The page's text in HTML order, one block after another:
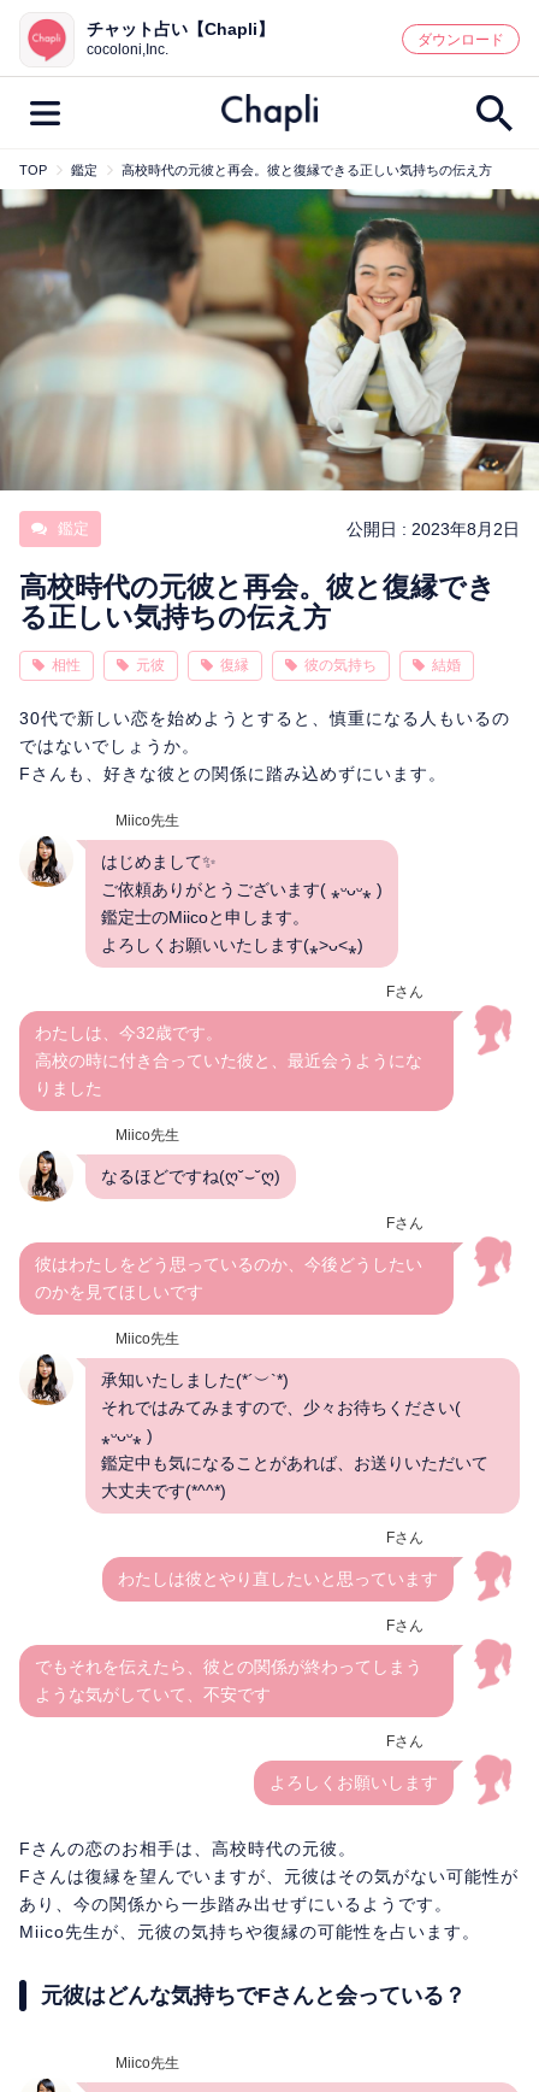
鑑定記事・占い師検索
最新記事一覧
人気記事一覧
カテゴリー別
占い師 キャンペーン
時期
今週の運勢 彼氏 片思い 結婚
相性
チャット占い【Chapli】
cocoloni,Inc.
ダウンロード
TOP 鑑定 高校時代の元彼と再会。彼と復縁できる正しい気持ちの伝え方
鑑定 公開日 : 2023年8月2日
高校時代の元彼と再会。彼と復縁でき
る正しい気持ちの伝え方
相性 元彼 復縁 彼の気持ち 結婚
30代で新しい恋を始めようとすると、慎重になる人もいるの
ではないでしょうか。
Fさんも、好きな彼との関係に踏み込めずにいます。
Miico先生
はじめまして✨
ご依頼ありがとうございます( ⁎ᵕᴗᵕ⁎ )
鑑定士のMiicoと申します。
よろしくお願いいたします(⁎˃ᴗ˂⁎)
Fさん
わたしは、今32歳です。
高校の時に付き合っていた彼と、最近会うようにな
りました
Miico先生
なるほどですね(ღ˘⌣˘ღ)
Fさん
彼はわたしをどう思っているのか、今後どうしたい
のかを見てほしいです
Miico先生
承知いたしました(*´︶`*)
それではみてみますので、少々お待ちください(
⁎ᵕᴗᵕ⁎ )
鑑定中も気になることがあれば、お送りいただいて
大丈夫です(*^^*)
Fさん
わたしは彼とやり直したいと思っています
Fさん
でもそれを伝えたら、彼との関係が終わってしまう
ような気がしていて、不安です
Fさん
よろしくお願いします
Fさんの恋のお相手は、高校時代の元彼。
Fさんは復縁を望んでいますが、元彼はその気がない可能性が
あり、今の関係から一歩踏み出せずにいるようです。
Miico先生が、元彼の気持ちや復縁の可能性を占います。
元彼はどんな気持ちでFさんと会っている？
Miico先生